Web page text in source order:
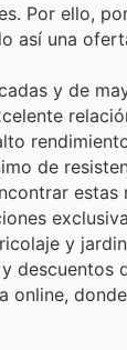
Por ello,
así una
y de
de
y
descuentos
online,